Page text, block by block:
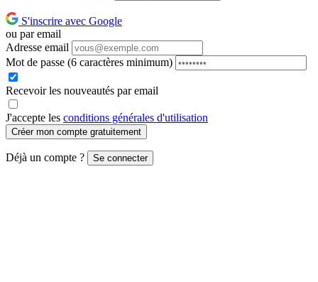
S'inscrire avec Google
ou par email
Adresse email
Mot de passe (6 caractères minimum)
Recevoir les nouveautés par email
J'accepte les conditions générales d'utilisation
Créer mon compte gratuitement
Déjà un compte ? Se connecter